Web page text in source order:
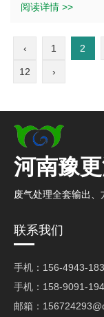
四、搅拌和循环系
1. 检查搅拌装置的
等部件，确保其正
2. 清洁搅拌装置。
影响搅拌效果。
五、安 全注意事项
的装置，可以对电
长电镀液的使用使
三、应用领域
电镀槽广泛应用于
于对印刷电路板等
阅读详情 >>
‹ 1 2
12 ›
河南豫
废气处理全套输出
联系我们
手机：156-4943-
手机：158-9091-
邮箱：